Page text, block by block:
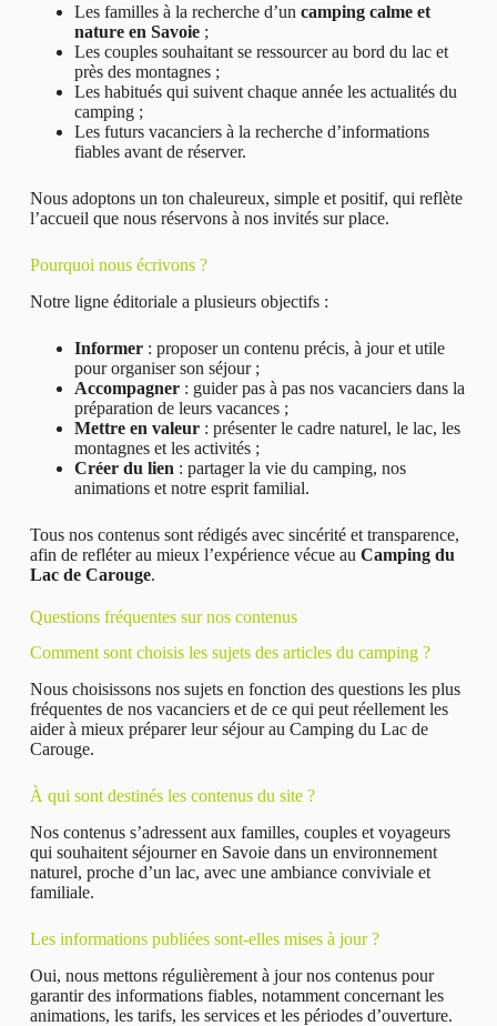
Les familles à la recherche d’un camping calme et
nature en Savoie;
Les couples souhaitant se ressourcer au bord du lac et
près des montagnes ;
Les habitués qui suivent chaque année les actualités du
camping ;
Les futurs vacanciers à la recherche d’informations
fiables avant de réserver.
Nous adoptons un ton chaleureux, simple et positif, qui reflète
l’accueil que nous réservons à nos invités sur place.
Pourquoi nous écrivons ?
Notre ligne éditoriale a plusieurs objectifs :
Informer: proposer un contenu précis, à jour et utile
pour organiser son séjour ;
Accompagner: guider pas à pas nos vacanciers dans la
préparation de leurs vacances ;
Mettre en valeur: présenter le cadre naturel, le lac, les
montagnes et les activités ;
Créer du lien : partager la vie du camping, nos
animations et notre esprit familial.
Tous nos contenus sont rédigés avec sincérité et transparence,
afin de refléter au mieux l’expérience vécue au Camping du
Lac de Carouge.
Questions fréquentes sur nos contenus
Comment sont choisis les sujets des articles du camping ?
Nous choisissons nos sujets en fonction des questions les plus
fréquentes de nos vacanciers et de ce qui peut réellement les
aider à mieux préparer leur séjour au Camping du Lac de
Carouge.
À qui sont destinés les contenus du site ?
Nos contenus s’adressent aux familles, couples et voyageurs
qui souhaitent séjourner en Savoie dans un environnement
naturel, proche d’un lac, avec une ambiance conviviale et
familiale.
Les informations publiées sont-elles mises à jour ?
Oui, nous mettons régulièrement à jour nos contenus pour
garantir des informations fiables, notamment concernant les
animations, les tarifs, les services et les périodes d’ouverture.